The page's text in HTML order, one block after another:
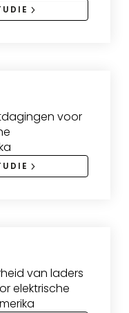
voor
van laders
elektrische